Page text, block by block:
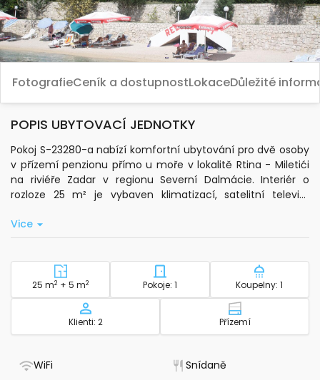
FotografieCeník a dostupnostLokaceDůležité
POPIS UBYTOVACÍ JEDNOTKY
Pokoj S-23280-a nabízí komfortní ubytování pro dvě osoby
v přízemí penzionu přímo u moře v lokalitě Rtina - Miletići
na riviéře Zadar v regionu Severní Dalmácie. Interiér o
rozloze 25 m² je vybaven klimatizací, satelitní televizí,
Součástí pokoje je vlastní koupelna, kde najdete toaletní
potřeby, ručníky a fén. K dispozici je také lednice.
Z pokoje můžete vstoupit na balkon o velikosti 5 m² s
výhledem na moře, kde si můžete užít chvíle odpočinku.
Hosté mají možnost využít lehátka, slunečník a pevný gril
na venkovní ploše o rozloze 200 m². Pro rodiny s malými
dětmi je připravena dětská postýlka. Snídaně je zahrnuta v
Pláž s oblázky i moře jsou vzdáleny pouhých 10 metrů, což
Vice
Plocha - ubytování
25 m2 + 5 m2 Počet ložnic - ubytování
Pokoje: 1 Počet
Koupelny: 1
Kapacita
Klienti: 2 Patro -
Přízemí
WiFi Snídaně